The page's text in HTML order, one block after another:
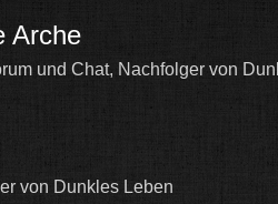
Arche
und Chat, Nachfolger von
von Dunkles Leben